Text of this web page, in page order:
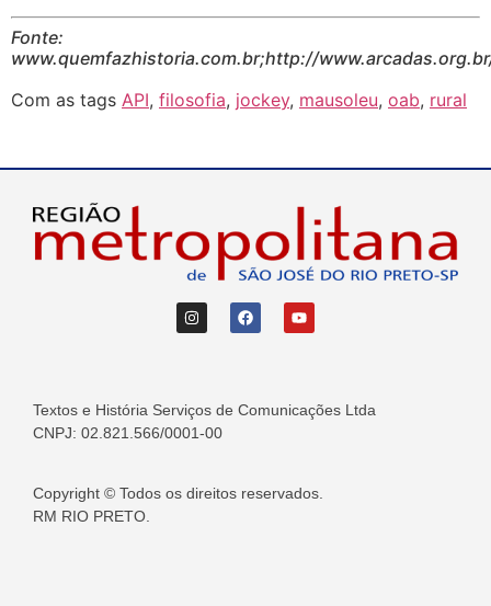
Fonte:
www.quemfazhistoria.com.br;http://
Com as tags API, filosofia, jockey, mausoleu, oab, rural
Textos e História Serviços de Comunicações Ltda
CNPJ: 02.821.566/0001-00
Copyright © Todos os direitos reservados.
RM RIO PRETO.